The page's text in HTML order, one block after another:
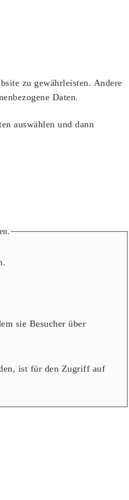
zu gewährleisten. Andere
Daten.
auswählen und dann
sie Besucher über
ist für den Zugriff auf